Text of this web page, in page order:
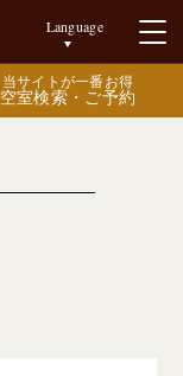
Language
当サイトが一番お得
空室検索・ご予約